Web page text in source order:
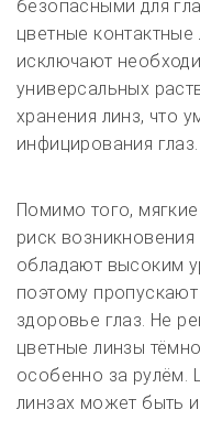
безопасными для
цветные
исключают
универсальных
хранения линз, что
инфицирования глаз.
Помимо того,
риск
обладают высоким
поэтому
здоровье глаз. Не
цветные линзы
особенно за рулём.
линзах может быть